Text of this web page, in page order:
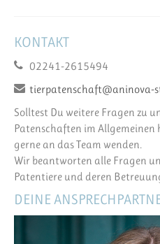
KONTAKT
02241-2615494
tierpatenschaft@aninova-
Solltest Du weitere Fragen zu
Patenschaften im Allgemeinen
gerne an das Team wenden.
Wir beantworten alle Fragen
Patentiere und deren
DEINE